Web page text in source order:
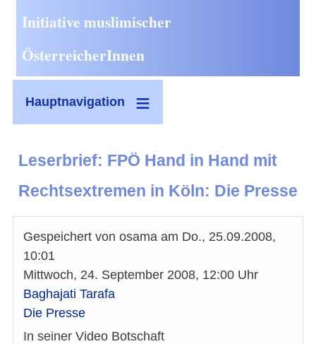
Initiative muslimischer
ÖsterreicherInnen
Hauptnavigation
Leserbrief: FPÖ Hand in Hand mit
Rechtsextremen in Köln: Die Presse
Gespeichert von osama am Do., 25.09.2008,
10:01
Mittwoch, 24. September 2008, 12:00 Uhr
Baghajati Tarafa
Die Presse
In seiner Video Botschaft